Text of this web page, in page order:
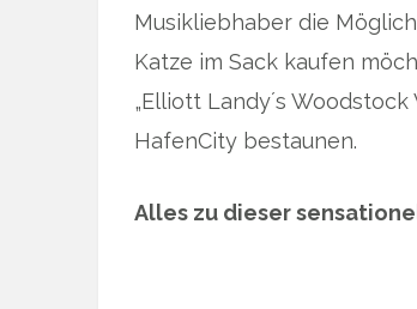
Musikliebhaber die
Katze im Sack kaufen
„Elliott Landy´s
HafenCity bestaunen.
Alles zu dieser